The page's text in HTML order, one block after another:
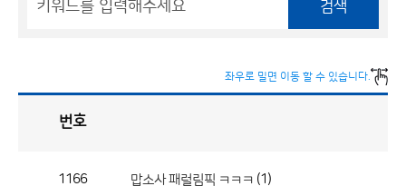
검색
좌우로 밀면 이동 할 수 있습니다.
번호
1166 맙소사 패럴림픽 ㅋㅋㅋ (1)